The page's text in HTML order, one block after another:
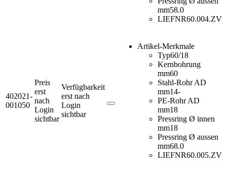
mm58.0
LIEFNR60.004.ZV
402021-
001050
Preis
erst
nach
Login
sichtbar
Verfügbarkeit
erst nach
Login
sichtbar
Artikel-Merkmale
Typ60/18
Kernbohrung
mm60
Stahl-Rohr AD
mm14-
PE-Rohr AD
mm18
Pressring Ø innen
mm18
Pressring Ø aussen
mm68.0
LIEFNR60.005.ZV